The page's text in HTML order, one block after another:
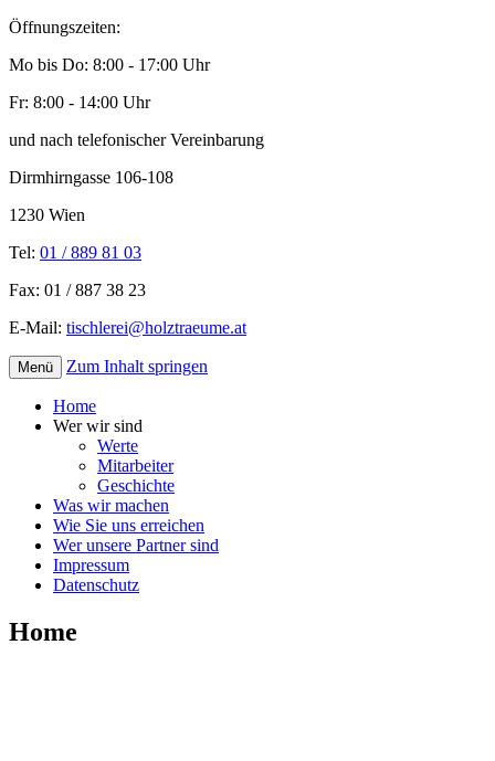
Öffnungszeiten:
Mo bis Do: 8:00 - 17:00 Uhr
Fr: 8:00 - 14:00 Uhr
und nach telefonischer Vereinbarung
Dirmhirngasse 106-108
1230 Wien
Tel: 01 / 889 81 03
Fax: 01 / 887 38 23
E-Mail: tischlerei@holztraeume.at
Karl Simek GmbH
Menü Zum Inhalt springen
Home
Wer wir sind
Werte
Mitarbeiter
Geschichte
Was wir machen
Wie Sie uns erreichen
Wer unsere Partner sind
Impressum
Datenschutz
Home